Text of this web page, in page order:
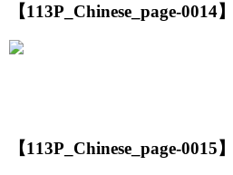
【113P_Chinese_page-0014】
【113P_Chinese_page-0015】